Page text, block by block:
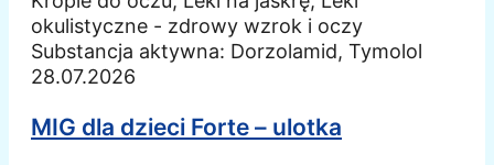
okulistyczne - zdrowy wzrok i oczy
Substancja aktywna: Dorzolamid, Tymolol
28.07.2026
MIG dla dzieci Forte – ulotka